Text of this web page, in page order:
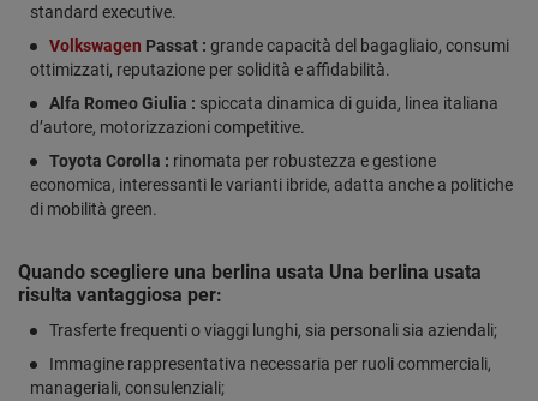
standard executive.
Volkswagen Passat : grande capacità del bagagliaio, consumi
ottimizzati, reputazione per solidità e affidabilità.
Alfa Romeo Giulia : spiccata dinamica di guida, linea italiana
d’autore, motorizzazioni competitive.
Toyota Corolla : rinomata per robustezza e gestione
economica, interessanti le varianti ibride, adatta anche a politiche
di mobilità green.
Quando scegliere una berlina usata Una berlina usata
risulta vantaggiosa per:
Trasferte frequenti o viaggi lunghi, sia personali sia aziendali;
Immagine rappresentativa necessaria per ruoli commerciali,
manageriali, consulenziali;